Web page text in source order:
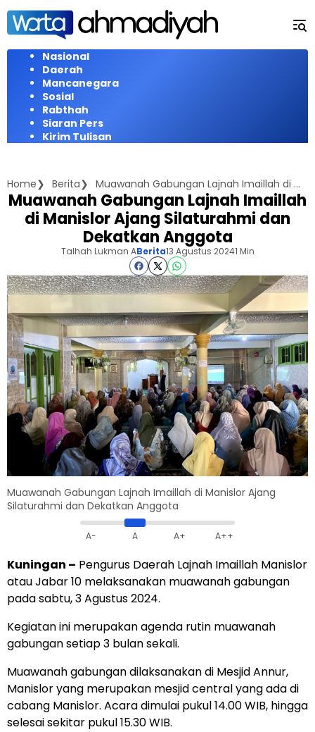
Langsung
konten
Nasional
Daerah
Mancanegara
Sosial
Rabthah
Siaran Pers
Kirim Tulisan
Home Berita Muawanah Gabungan Lajnah Imaillah di Manislor Ajang Silaturahmi dan Dekatkan Anggota
Muawanah Gabungan Lajnah Imaillah
di Manislor Ajang Silaturahmi dan
Dekatkan Anggota
Talhah Lukman ABerita13 Agustus 20241 Min
Muawanah Gabungan Lajnah Imaillah di Manislor Ajang
Silaturahmi dan Dekatkan Anggota
A- A A+ A++
Kuningan – Pengurus Daerah Lajnah Imaillah Manislor
atau Jabar 10 melaksanakan muawanah gabungan
pada sabtu, 3 Agustus 2024.
Kegiatan ini merupakan agenda rutin muawanah
gabungan setiap 3 bulan sekali.
Muawanah gabungan dilaksanakan di Mesjid Annur,
Manislor yang merupakan mesjid central yang ada di
cabang Manislor. Acara dimulai pukul 14.00 WIB, hingga
selesai sekitar pukul 15.30 WIB.